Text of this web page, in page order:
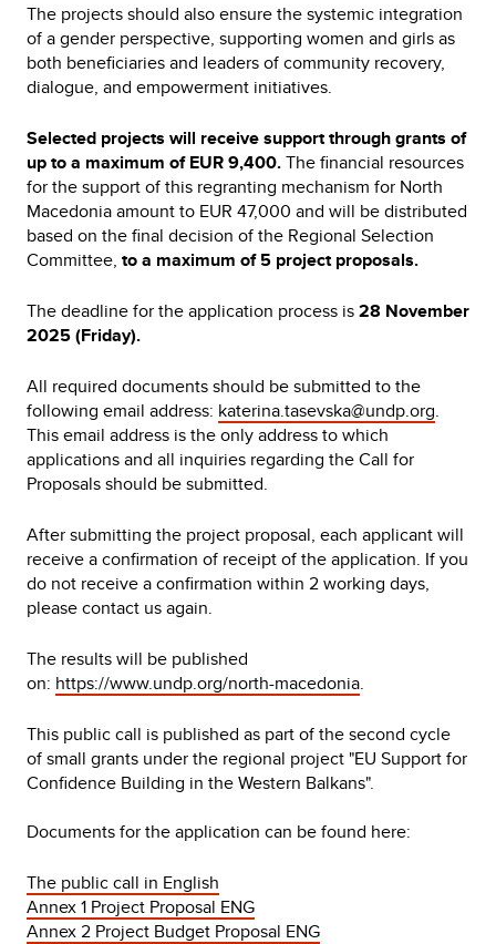
The projects should also ensure the systemic integration
of a gender perspective, supporting women and girls as
both beneficiaries and leaders of community recovery,
dialogue, and empowerment initiatives.
Selected projects will receive support through grants of
up to a maximum of EUR 9,400.The financial resources
for the support of this regranting mechanism for North
Macedonia amount to EUR 47,000 and will be distributed
based on the final decision of the Regional Selection
Committee, to a maximum of 5 project proposals.
The deadline for the application process is28 November
2025 (Friday).
All required documents should be submitted to the
following email address: katerina.tasevska@undp.org.
This email address is the only address to which
applications and all inquiries regarding the Call for
Proposals should be submitted.
After submitting the project proposal, each applicant will
receive a confirmation of receipt of the application. If you
do not receive a confirmation within 2 working days,
please contact us again.
The results will be published
on: https://www.undp.org/north-macedonia.
This public call is published as part of the second cycle
of small grants under the regional project "EU Support for
Confidence Building in the Western Balkans".
Documents for the application can be found here:
The public call in English
Annex 1 Project Proposal ENG
Annex 2 Project Budget Proposal ENG